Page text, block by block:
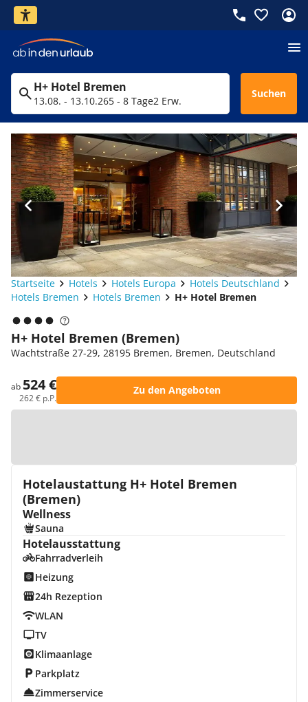
H+ Hotel Bremen
13.08. - 13.10.265 - 8 Tage2 Erw.
Suchen
Startseite Hotels Hotels Europa
Hotels Deutschland
Hotels Bremen
Hotels Bremen H+ Hotel Bremen
H+ Hotel Bremen (Bremen)
Wachtstraße 27-29, 28195 Bremen, Bremen, Deutschland
ab 524 €
262 € p.P.
Zu den Angeboten
Hotelaustattung H+ Hotel Bremen
(Bremen)
Wellness
Sauna
Hotelausstattung
Fahrradverleih
Heizung
24h Rezeption
WLAN
TV
Klimaanlage
Parkplatz
Zimmerservice